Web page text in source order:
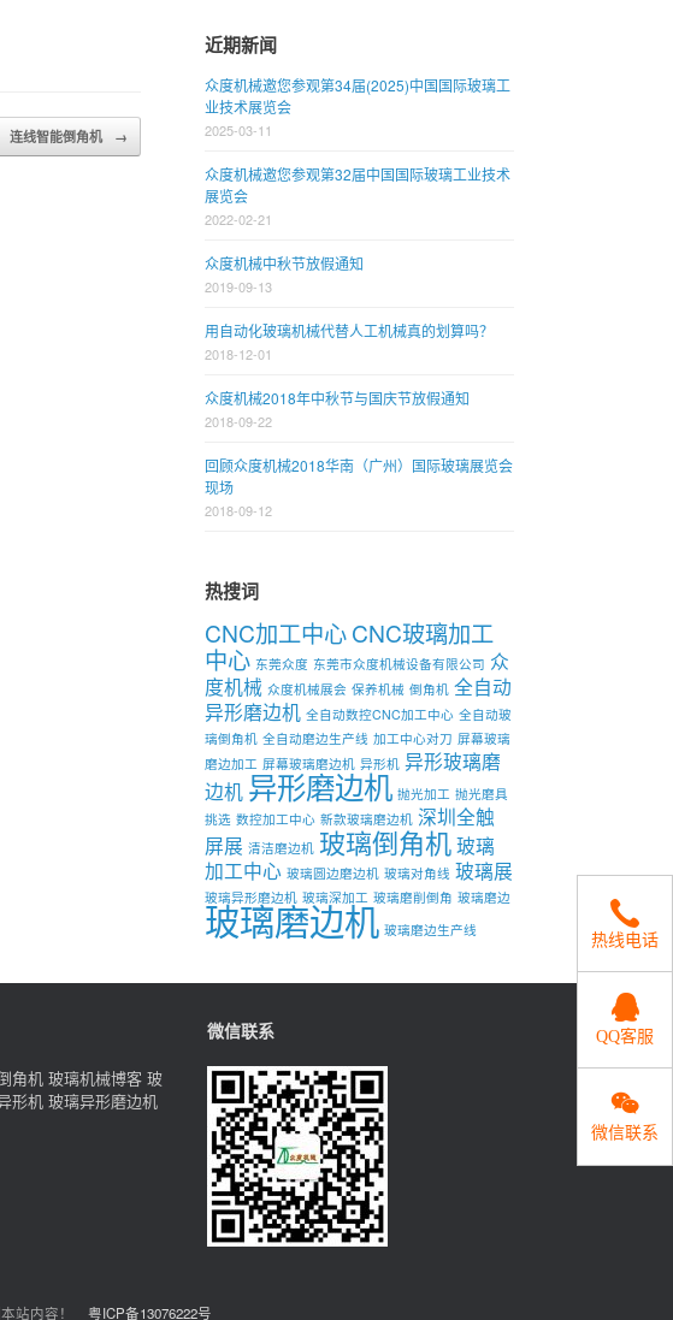
连线智能倒角机 →
近期新闻
众度机械邀您参观第34届(2025)中国国际玻璃工
业技术展览会
2025-03-11
众度机械邀您参观第32届中国国际玻璃工业技术
展览会
2022-02-21
众度机械中秋节放假通知
2019-09-13
用自动化玻璃机械代替人工机械真的划算吗？
2018-12-01
众度机械2018年中秋节与国庆节放假通知
2018-09-22
回顾众度机械2018华南（广州）国际玻璃展览会
现场
2018-09-12
热搜词
CNC加工中心CNC玻璃加工
中心 东莞众度 东莞市众度机械设备有限公司 众
度机械 众度机械展会 保养机械 倒角机 全自动
异形磨边机 全自动数控CNC加工中心 全自动玻
璃倒角机 全自动磨边生产线 加工中心对刀 屏幕玻璃
磨边加工 屏幕玻璃磨边机 异形机 异形玻璃磨
边机 异形磨边机 抛光加工 抛光磨具
挑选 数控加工中心 新款玻璃磨边机 深圳全触
屏展 清洁磨边机 玻璃倒角机玻璃
加工中心 玻璃圆边磨边机 玻璃对角线 玻璃展
玻璃异形磨边机 玻璃深加工 玻璃磨削倒角 玻璃磨边
玻璃磨边机 玻璃磨边生产线
热线电话
QQ客服
微信联系
角机 玻璃机械博客 玻
形机 玻璃异形磨边机
微信联系
站内容！ 粤ICP备13076222号